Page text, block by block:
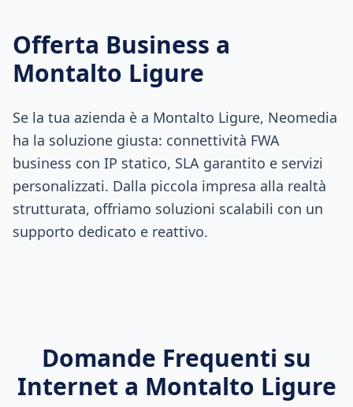
Offerta Business a
Montalto Ligure
Se la tua azienda è a Montalto Ligure, Neomedia
ha la soluzione giusta: connettività FWA
business con IP statico, SLA garantito e servizi
personalizzati. Dalla piccola impresa alla realtà
strutturata, offriamo soluzioni scalabili con un
supporto dedicato e reattivo.
Domande Frequenti su
Internet a Montalto Ligure